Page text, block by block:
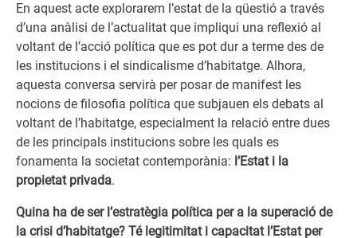
En aquest acte explorarem l’estat de la qüestió a través
d’una anàlisi de l’actualitat que impliqui una reflexió al
voltant de l’acció política que es pot dur a terme des de
les institucions i el sindicalisme d’habitatge. Alhora,
aquesta conversa servirà per posar de manifest les
nocions de filosofia política que subjauen els debats al
voltant de l’habitatge, especialment la relació entre dues
de les principals institucions sobre les quals es
fonamenta la societat contemporània: l’Estat i la
propietat privada.
Quina ha de ser l’estratègia política per a la superació de
la crisi d’habitatge? Té legitimitat i capacitat l’Estat per